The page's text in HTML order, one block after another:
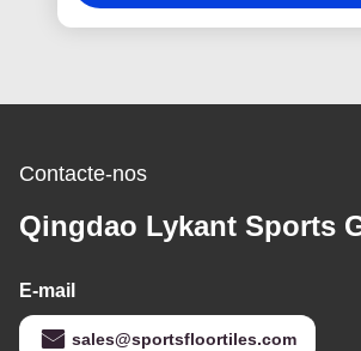
Contacte-nos
Qingdao Lykant Sports
E-mail
sales@sportsfloortiles.com